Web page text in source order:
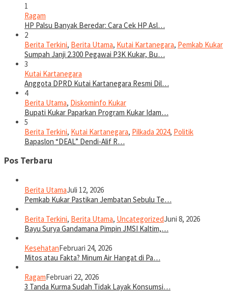
1
Ragam
HP Palsu Banyak Beredar: Cara Cek HP Asl…
2
Berita Terkini, Berita Utama, Kutai Kartanegara, Pemkab Kukar
Sumpah Janji 2.300 Pegawai P3K Kukar, Bu…
3
Kutai Kartanegara
Anggota DPRD Kutai Kartanegara Resmi Dil…
4
Berita Utama, Diskominfo Kukar
Bupati Kukar Paparkan Program Kukar Idam…
5
Berita Terkini, Kutai Kartanegara, Pilkada 2024, Politik
Bapaslon “DEAL” Dendi-Alif R…
Pos Terbaru
Berita UtamaJuli 12, 2026
Pemkab Kukar Pastikan Jembatan Sebulu Te…
Berita Terkini, Berita Utama, UncategorizedJuni 8, 2026
Bayu Surya Gandamana Pimpin JMSI Kaltim,…
KesehatanFebruari 24, 2026
Mitos atau Fakta? Minum Air Hangat di Pa…
RagamFebruari 22, 2026
3 Tanda Kurma Sudah Tidak Layak Konsumsi…